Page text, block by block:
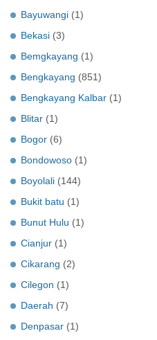
Bayuwangi (1)
Bekasi (3)
Bemgkayang (1)
Bengkayang (851)
Bengkayang Kalbar (1)
Blitar (1)
Bogor (6)
Bondowoso (1)
Boyolali (144)
Bukit batu (1)
Bunut Hulu (1)
Cianjur (1)
Cikarang (2)
Cilegon (1)
Daerah (7)
Denpasar (1)